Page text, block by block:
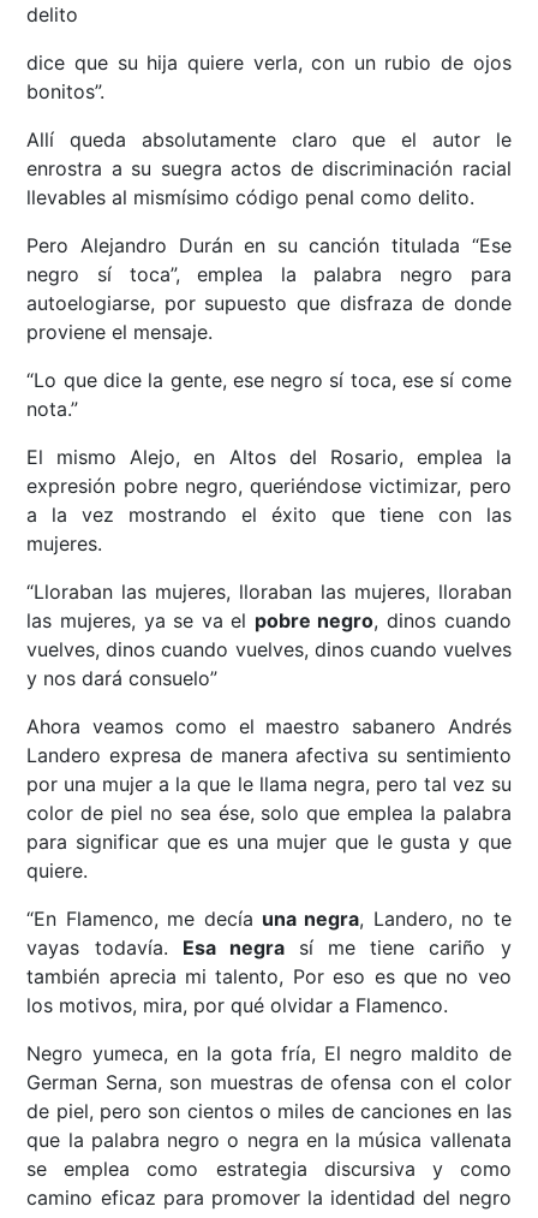
delito
dice que su hija quiere verla, con un rubio de ojos
bonitos”.
Allí queda absolutamente claro que el autor le
enrostra a su suegra actos de discriminación racial
llevables al mismísimo código penal como delito.
Pero Alejandro Durán en su canción titulada “Ese
negro sí toca”, emplea la palabra negro para
autoelogiarse, por supuesto que disfraza de donde
proviene el mensaje.
“Lo que dice la gente, ese negro sí toca, ese sí come
nota.”
El mismo Alejo, en Altos del Rosario, emplea la
expresión pobre negro, queriéndose victimizar, pero
a la vez mostrando el éxito que tiene con las
mujeres.
“Lloraban las mujeres, lloraban las mujeres, lloraban
las mujeres, ya se va el pobre negro, dinos cuando
vuelves, dinos cuando vuelves, dinos cuando vuelves
y nos dará consuelo”
Ahora veamos como el maestro sabanero Andrés
Landero expresa de manera afectiva su sentimiento
por una mujer a la que le llama negra, pero tal vez su
color de piel no sea ése, solo que emplea la palabra
para significar que es una mujer que le gusta y que
quiere.
“En Flamenco, me decía una negra, Landero, no te
vayas todavía. Esa negrasí me tiene cariño y
también aprecia mi talento, Por eso es que no veo
los motivos, mira, por qué olvidar a Flamenco.
Negro yumeca, en la gota fría, El negro maldito de
German Serna, son muestras de ofensa con el color
de piel, pero son cientos o miles de canciones en las
que la palabra negro o negra en la música vallenata
se emplea como estrategia discursiva y como
camino eficaz para promover la identidad del negro